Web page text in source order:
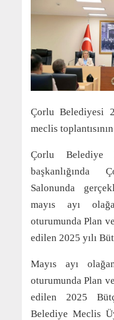
Çorlu Belediyesi
meclis
Çorlu Belediye
başkanlığında
Salonunda
mayıs ayı
oturumunda Plan
edilen 2025 yılı
Mayıs ayı
oturumunda Plan
edilen 2025
Belediye Meclis